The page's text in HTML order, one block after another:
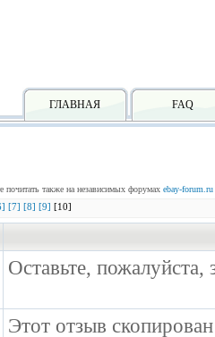
FAQ
ГЛАВНАЯ
также на независимых форумах ebay-forum.ru
[7] [8] [9] [10]
Оставьте,
Этот отзыв